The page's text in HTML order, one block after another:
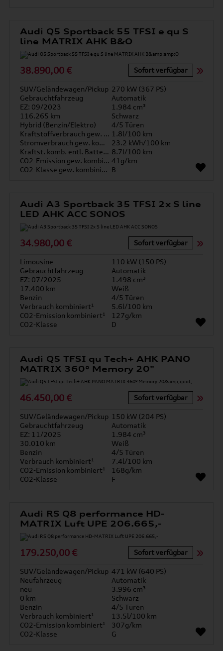
Audi Q5 Sportback 55 TFSI e qu S
line MATRIX AHK B&O
38.890,00 € Sofort verfügbar
SUV/Geländewagen/Pickup 270 kW (367 PS)
Gebrauchtfahrzeug
Automatik
EZ: 09/2023
1.984 cm³
116.265 km
Schwarz
Hybrid (Benzin/Elektro)
4/5 Türen
Kraftstoffverbrauch gew. kombiniert 1.8l/100 km
Stromverbrauch gew. kombiniert
23.2 kWh/100 km
Kraftst. komb. entl. Batterie 8.7l/100 km
CO2-Emission gew. kombiniert 41g/km
CO2-Klasse gew. kombiniert B
Audi A3 Sportback 35 TFSI 2x S line
LED AHK ACC SONOS
34.980,00 € Sofort verfügbar
Limousine
110 kW (150 PS)
Gebrauchtfahrzeug
Automatik
EZ: 07/2025
1.498 cm³
17.400 km
Weiß
Benzin
4/5 Türen
Verbrauch kombiniert¹
5.6l/100 km
CO2-Emission kombiniert¹
127g/km
CO2-Klasse
D
Audi Q5 TFSI qu Tech+ AHK PANO
MATRIX 360° Memory 20"
46.450,00 € Sofort verfügbar
SUV/Geländewagen/Pickup 150 kW (204 PS)
Gebrauchtfahrzeug
Automatik
EZ: 11/2025
1.984 cm³
30.010 km
Weiß
Benzin
4/5 Türen
Verbrauch kombiniert¹
7.4l/100 km
CO2-Emission kombiniert¹
168g/km
CO2-Klasse
F
Audi RS Q8 performance HD-
MATRIX Luft UPE 206.665,-
179.250,00 € Sofort verfügbar
SUV/Geländewagen/Pickup 471 kW (640 PS)
Neufahrzeug
Automatik
neu
3.996 cm³
0 km
Schwarz
Benzin
4/5 Türen
Verbrauch kombiniert¹
13.5l/100 km
CO2-Emission kombiniert¹
307g/km
CO2-Klasse
G